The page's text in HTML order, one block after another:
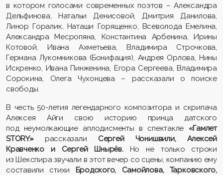
в котором голосами современных поэтов – Александра
Дельфинова, Натальи Денисовой, Дмитрия Данилова,
Линор Горалик, Наташи Горященко, Всеволода Емелина,
Александра Месропяна, Константина Арбенина, Ирины
Котовой, Ивана Ахметьева, Владимира Строчкова,
Германа Лукомникова (Бонифация), Андрея Орлова, Нины
Искренко, Ивана Пинженина, Егора Сергеева, Владимира
Сорокина, Олега Чухонцева – рассказали о поиске
свободы.
В честь 50-летия легендарного композитора и скрипача
Алексея Айги свою историю принца датского
под неумолкающие аплодисменты в спектакле «Гамлет
STORY» рассказали Сергей Чонишвили, Алексей
Кравченко и Сергей Шнырёв. Но не только строки
из Шекспира звучали в этот вечер со сцены, компанию ему
составили стихи Бродского, Самойлова, Тарковского,